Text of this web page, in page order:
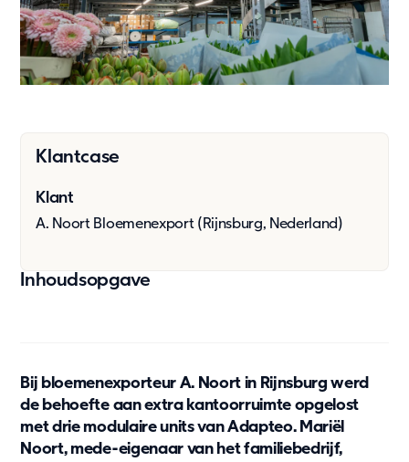
Oplossingen
Bouw & industrie
Kantoor
Ouderenzorg
Wonen
Zorg & Gezondheid
Duurzaamheid
Updates
Blog
Klantcase
Klant
A. Noort Bloemenexport (Rijnsburg, Nederland)
Inhoudsopgave
Bij bloemenexporteur A. Noort in Rijnsburg werd
de behoefte aan extra kantoorruimte opgelost
met drie modulaire units van Adapteo. Mariël
Noort, mede-eigenaar van het familiebedrijf,